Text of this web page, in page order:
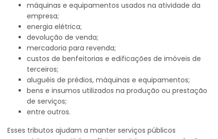
máquinas e equipamentos usados na atividade da
empresa;
energia elétrica;
devolução de venda;
mercadoria para revenda;
custos de benfeitorias e edificações de imóveis de
terceiros;
aluguéis de prédios, máquinas e equipamentos;
bens e insumos utilizados na produção ou prestação
de serviços;
entre outros.
Esses tributos ajudam a manter serviços públicos